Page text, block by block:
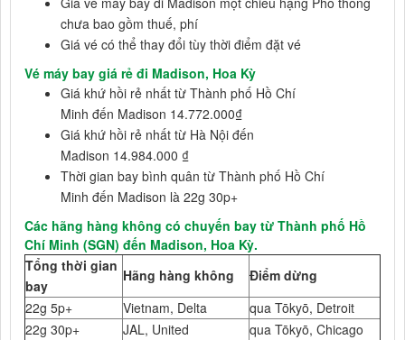
chưa bao gồm thuế, phí
Giá vé có thể thay đổi tùy thời điểm đặt vé
Vé máy bay giá rẻ đi Madison, Hoa Kỳ
Giá khứ hồi rẻ nhất từ Thành phố Hồ Chí
Minh đến Madison 14.772.000₫
Giá khứ hồi rẻ nhất từ Hà Nội đến
Madison 14.984.000 ₫
Thời gian bay bình quân từ Thành phố Hồ Chí
Minh đến Madison là 22g 30p+
Các hãng hàng không có chuyến bay từ Thành phố Hồ
Chí Minh (SGN) đến Madison, Hoa Kỳ.
Tổng thời gian
bay
Hãng hàng không
Điểm dừng
22g 5p+
Vietnam, Delta
qua Tōkyō, Detroit
22g 30p+
JAL, United
qua Tōkyō, Chicago